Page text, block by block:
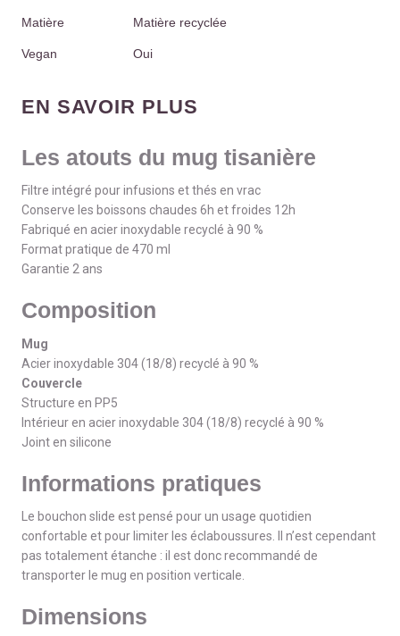
Matière Matière recyclée
Vegan Oui
EN SAVOIR PLUS
Les atouts du mug tisanière
Filtre intégré pour infusions et thés en vrac
Conserve les boissons chaudes 6h et froides 12h
Fabriqué en acier inoxydable recyclé à 90 %
Format pratique de 470 ml
Garantie 2 ans
Composition
Mug
Acier inoxydable 304 (18/8) recyclé à 90 %
Couvercle
Structure en PP5
Intérieur en acier inoxydable 304 (18/8) recyclé à 90 %
Joint en silicone
Informations pratiques
Le bouchon slide est pensé pour un usage quotidien
confortable et pour limiter les éclaboussures. Il n’est cependant
pas totalement étanche : il est donc recommandé de
transporter le mug en position verticale.
Dimensions